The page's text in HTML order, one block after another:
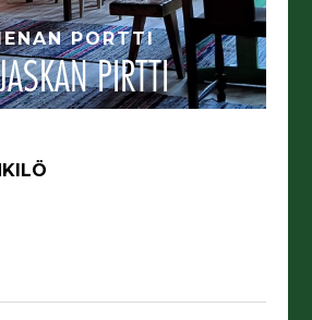
PORTTI
PIRTTI